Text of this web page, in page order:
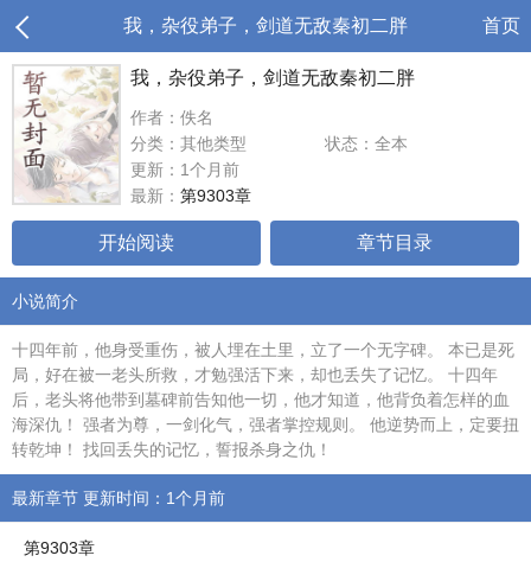
我，杂役弟子，剑道无敌秦初二胖 首页
我，杂役弟子，剑道无敌秦初二胖
作者：佚名
分类：其他类型
状态：全本
更新：1个月前
最新： 第9303章
开始阅读 章节目录
小说简介
十四年前，他身受重伤，被人埋在土里，立了一个无字碑。 本已是死
局，好在被一老头所救，才勉强活下来，却也丢失了记忆。 十四年
后，老头将他带到墓碑前告知他一切，他才知道，他背负着怎样的血
海深仇！ 强者为尊，一剑化气，强者掌控规则。 他逆势而上，定要扭
转乾坤！ 找回丢失的记忆，誓报杀身之仇！
最新章节 更新时间：1个月前
第9303章